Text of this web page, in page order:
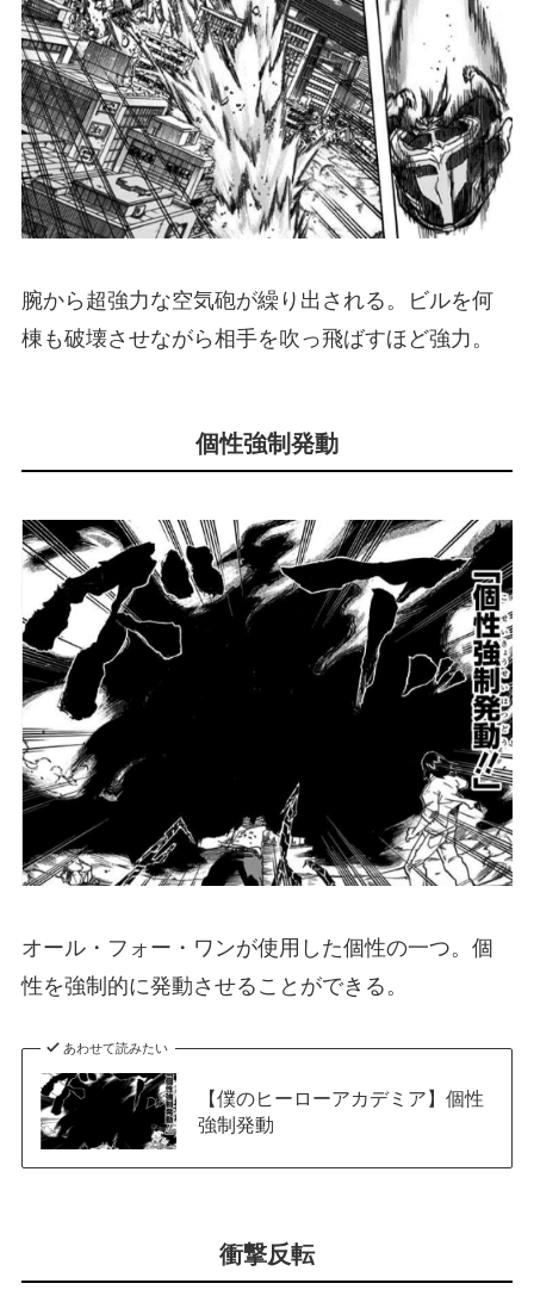
腕から超強力な空気砲が繰り出される。ビルを何
棟も破壊させながら相手を吹っ飛ばすほど強力。
個性強制発動
オール・フォー・ワンが使用した個性の一つ。個
性を強制的に発動させることができる。
あわせて読みたい
【僕のヒーローアカデミア】個性
強制発動
衝撃反転